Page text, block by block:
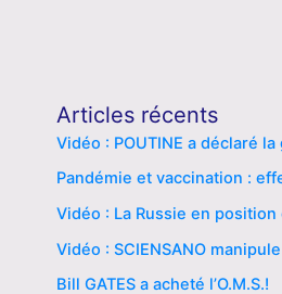
Articles récents
Vidéo : POUTINE a déclaré la
Pandémie et vaccination :
Vidéo : La Russie en position
Vidéo : SCIENSANO
Bill GATES a acheté l’O.M.S.!